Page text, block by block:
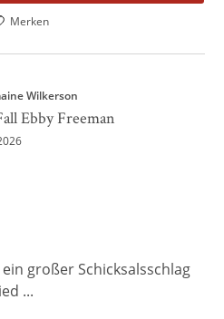
Merken
Wilkerson
Ebby Freeman
großer Schicksalsschlag
...